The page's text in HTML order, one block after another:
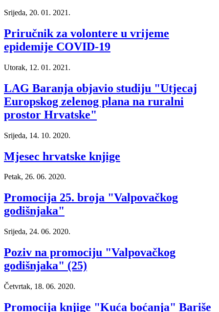
Srijeda, 20. 01. 2021.
Priručnik za volontere u vrijeme
epidemije COVID-19
Utorak, 12. 01. 2021.
LAG Baranja objavio studiju "Utjecaj
Europskog zelenog plana na ruralni
prostor Hrvatske"
Srijeda, 14. 10. 2020.
Mjesec hrvatske knjige
Petak, 26. 06. 2020.
Promocija 25. broja "Valpovačkog
godišnjaka"
Srijeda, 24. 06. 2020.
Poziv na promociju "Valpovačkog
godišnjaka" (25)
Četvrtak, 18. 06. 2020.
Promocija knjige "Kuća boćanja" Bariše